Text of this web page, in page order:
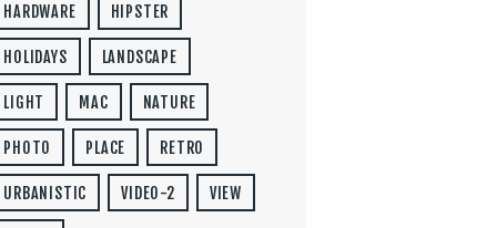
HARDWARE HIPSTER
HOLIDAYS LANDSCAPE
LIGHT MAC NATURE
PHOTO PLACE RETRO
URBANISTIC VIDEO-2 VIEW